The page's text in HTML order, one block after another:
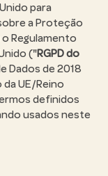
para
a Proteção
Regulamento
("RGPD do
Dados de 2018
UE/Reino
definidos
usados neste